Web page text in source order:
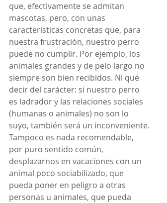
que, efectivamente se admitan
mascotas, pero, con unas
características concretas que, para
nuestra frustración, nuestro perro
puede no cumplir. Por ejemplo, los
animales grandes y de pelo largo no
siempre son bien recibidos. Ni qué
decir del carácter: si nuestro perro
es ladrador y las relaciones sociales
(humanas o animales) no son lo
suyo, también será un inconveniente.
Tampoco es nada recomendable,
por puro sentido común,
desplazarnos en vacaciones con un
animal poco sociabilizado, que
pueda poner en peligro a otras
personas u animales, que pueda